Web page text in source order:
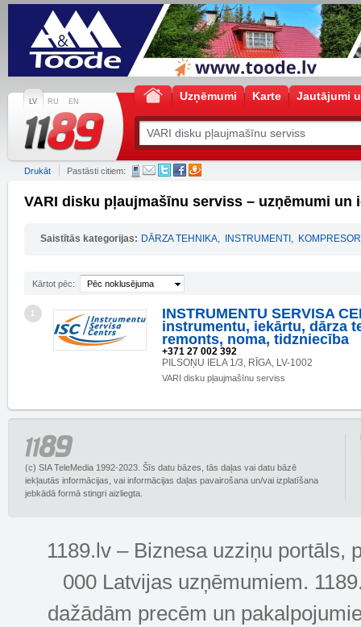
LV RU EN Uzņēmumi Karte Jautājumi
Drukāt Pastāsti citiem:
VARI disku pļaujmašīnu serviss – uzņēmumi un
Saistītās kategorijas: DĀRZA TEHNIKA, INSTRUMENTI ,
Kārtot pēc: Pēc noklusējuma
1
INSTRUMENTU SERVISA
instrumentu, iekārtu, dārza
remonts, noma, tidzniecība
+371 27 002 392
PILSOŅU IELA 1/3, RĪGA, LV-1002
VARI disku pļaujmašīnu serviss
(c) SIA TeleMedia 1992-2023. Šīs datu bāzes, tās daļas vai datu bāzē
iekļautās informācijas, vai informācijas daļas pavairošana un/vai izplatīšana
jebkādā formā stingri aizliegta.
1189.lv – Biznesa uzziņu portāls,
000 Latvijas uzņēmumiem.
dažādām precēm un